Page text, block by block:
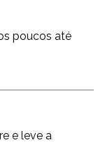
poucos até
e leve a